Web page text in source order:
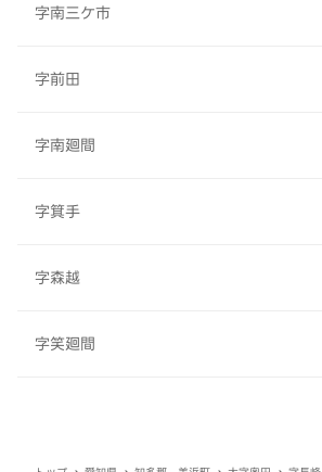
字南三ケ市
字前田
字南廻間
字箕手
字森越
字笑廻間